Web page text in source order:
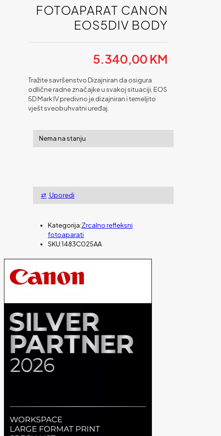
FOTOAPARAT CANON
EOS5DIV BODY
5.340,00 KM
Tražite savršenstvo Dizajniran da osigura
odlične radne značajke u svakoj situaciji, EOS
5D Mark IV predivno je dizajniran i temeljito
vješt sveobuhvatni uređaj.
Nema na stanju
Uporedi
Kategorija:Zrcalno refleksni
fotoaparati
SKU:1483C025AA